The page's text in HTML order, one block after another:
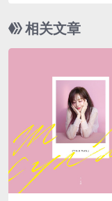
相关文章